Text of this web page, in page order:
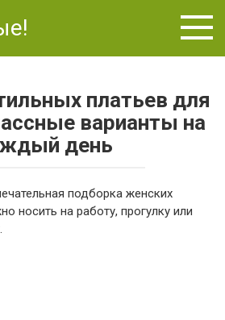
платьев для
варианты на
день
подборка женских
носить на работу, прогулку или